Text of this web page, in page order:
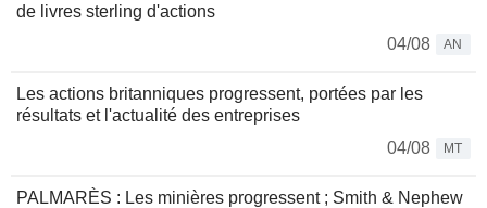
de livres sterling d'actions
04/08
AN
Les actions britanniques progressent, portées par les
résultats et l'actualité des entreprises
04/08
MT
PALMARÈS : Les minières progressent ; Smith & Nephew